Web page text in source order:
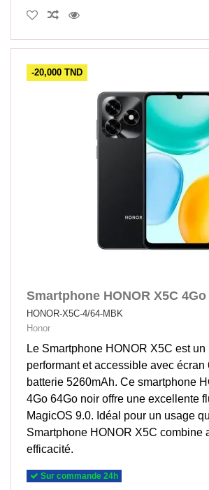
-20,000 TND
Smartphone HONOR X5C
HONOR-X5C-4/64-MBK
Honor
Le Smartphone HONOR X5C est un
performant et accessible avec écran
batterie 5260mAh. Ce smartphone
4Go 64Go noir offre une excellente
MagicOS 9.0. Idéal pour un usage
Smartphone HONOR X5C combine
efficacité.
Sur commande 24h